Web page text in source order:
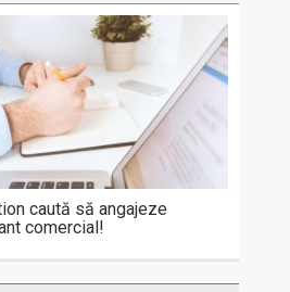
caută să angajeze
comercial!